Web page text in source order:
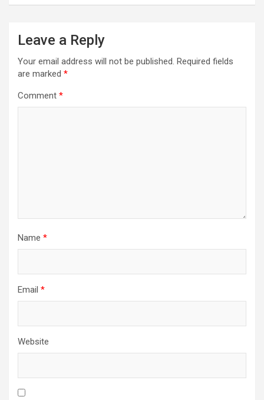
Leave a Reply
Your email address will not be published. Required fields
are marked *
Comment *
Name *
Email *
Website